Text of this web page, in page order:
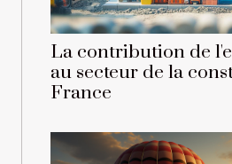
La contribution de
au secteur de la
France